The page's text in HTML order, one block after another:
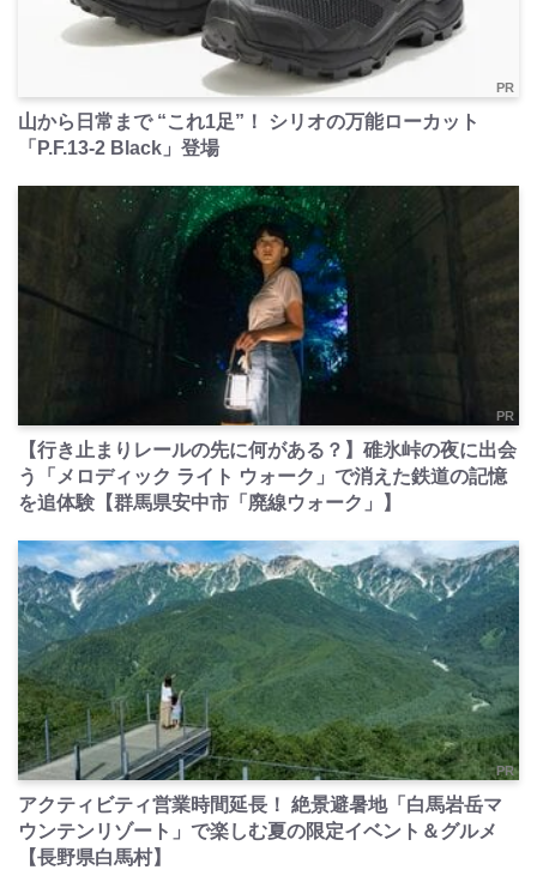
PR
山から日常まで “これ1足”！ シリオの万能ローカット
「P.F.13-2 Black」登場
PR
【行き止まりレールの先に何がある？】碓氷峠の夜に出会
う「メロディック ライト ウォーク」で消えた鉄道の記憶
を追体験【群馬県安中市「廃線ウォーク」】
PR
アクティビティ営業時間延長！ 絶景避暑地「白馬岩岳マ
ウンテンリゾート」で楽しむ夏の限定イベント＆グルメ
【長野県白馬村】